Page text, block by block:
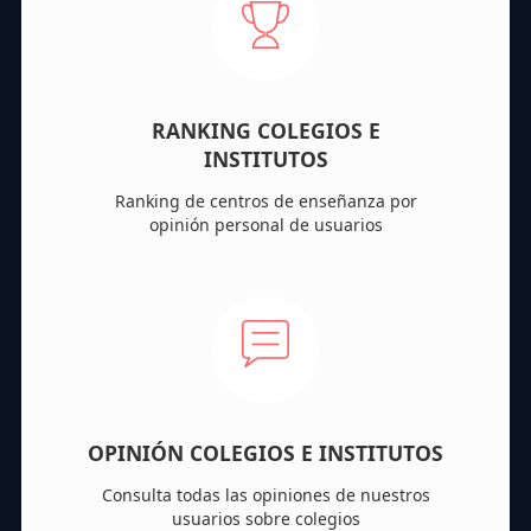
RANKING COLEGIOS E
INSTITUTOS
Ranking de centros de enseñanza por
opinión personal de usuarios
OPINIÓN COLEGIOS E INSTITUTOS
Consulta todas las opiniones de nuestros
usuarios sobre colegios